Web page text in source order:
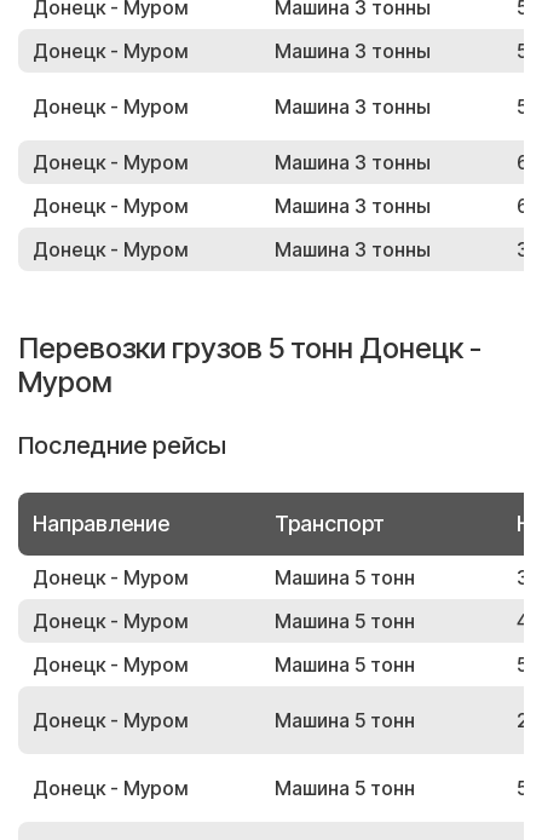
Донецк - Муром Машина 3 тонны
Донецк - Муром
Машина 3 тонны
Донецк - Муром Машина 3 тонны
Донецк - Муром Машина 3 тонны
Донецк - Муром
Машина 3 тонны
Донецк - Муром
Машина 3 тонны
Перевозки грузов 5 тонн Донецк -
Муром
Последние рейсы
Направление Транспорт
Донецк - Муром Машина 5 тонн
Донецк - Муром
Машина 5 тонн
Донецк - Муром
Машина 5 тонн
Донецк - Муром Машина 5 тонн
Донецк - Муром Машина 5 тонн